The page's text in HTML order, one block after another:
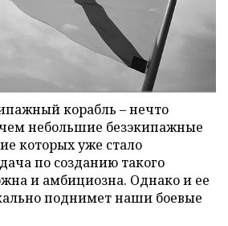
корабль – нечто
небольшие безэкипажные
которых уже стало
по созданию такого
и амбициозна. Однако и ее
поднимет наши боевые